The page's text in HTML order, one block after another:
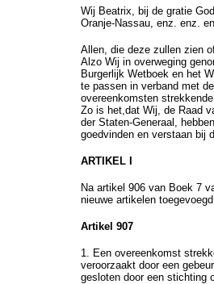
Wij Beatrix, bij de gratie
Oranje-Nassau, enz. enz.
Allen, die deze zullen zien
Alzo Wij in overweging
Burgerlijk Wetboek en het
te passen in verband met
overeenkomsten
Zo is het,dat Wij, de Raad
der Staten-Generaal,
goedvinden en verstaan bij
ARTIKEL I
Na artikel 906 van Boek 7
nieuwe artikelen
Artikel 907
1. Een overeenkomst
veroorzaakt door een
gesloten door een stichting